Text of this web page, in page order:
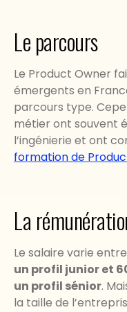
Le parcours
Le Product Owner
émergents en
parcours type.
métier ont souvent
l’ingénierie et ont
formation de
La
Le salaire varie entre
un profil junior et
un profil sénior.
la taille de